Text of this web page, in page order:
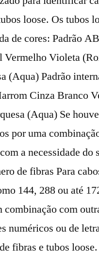
loose. Os tubos
de cores: Padrão
Vermelho Violeta
(Aqua) Padrão
Cinza Branco
(Aqua) Se
por uma
a necessidade do
de fibras Para
144, 288 ou até
combinação com
numéricos ou de
fibras e tubos